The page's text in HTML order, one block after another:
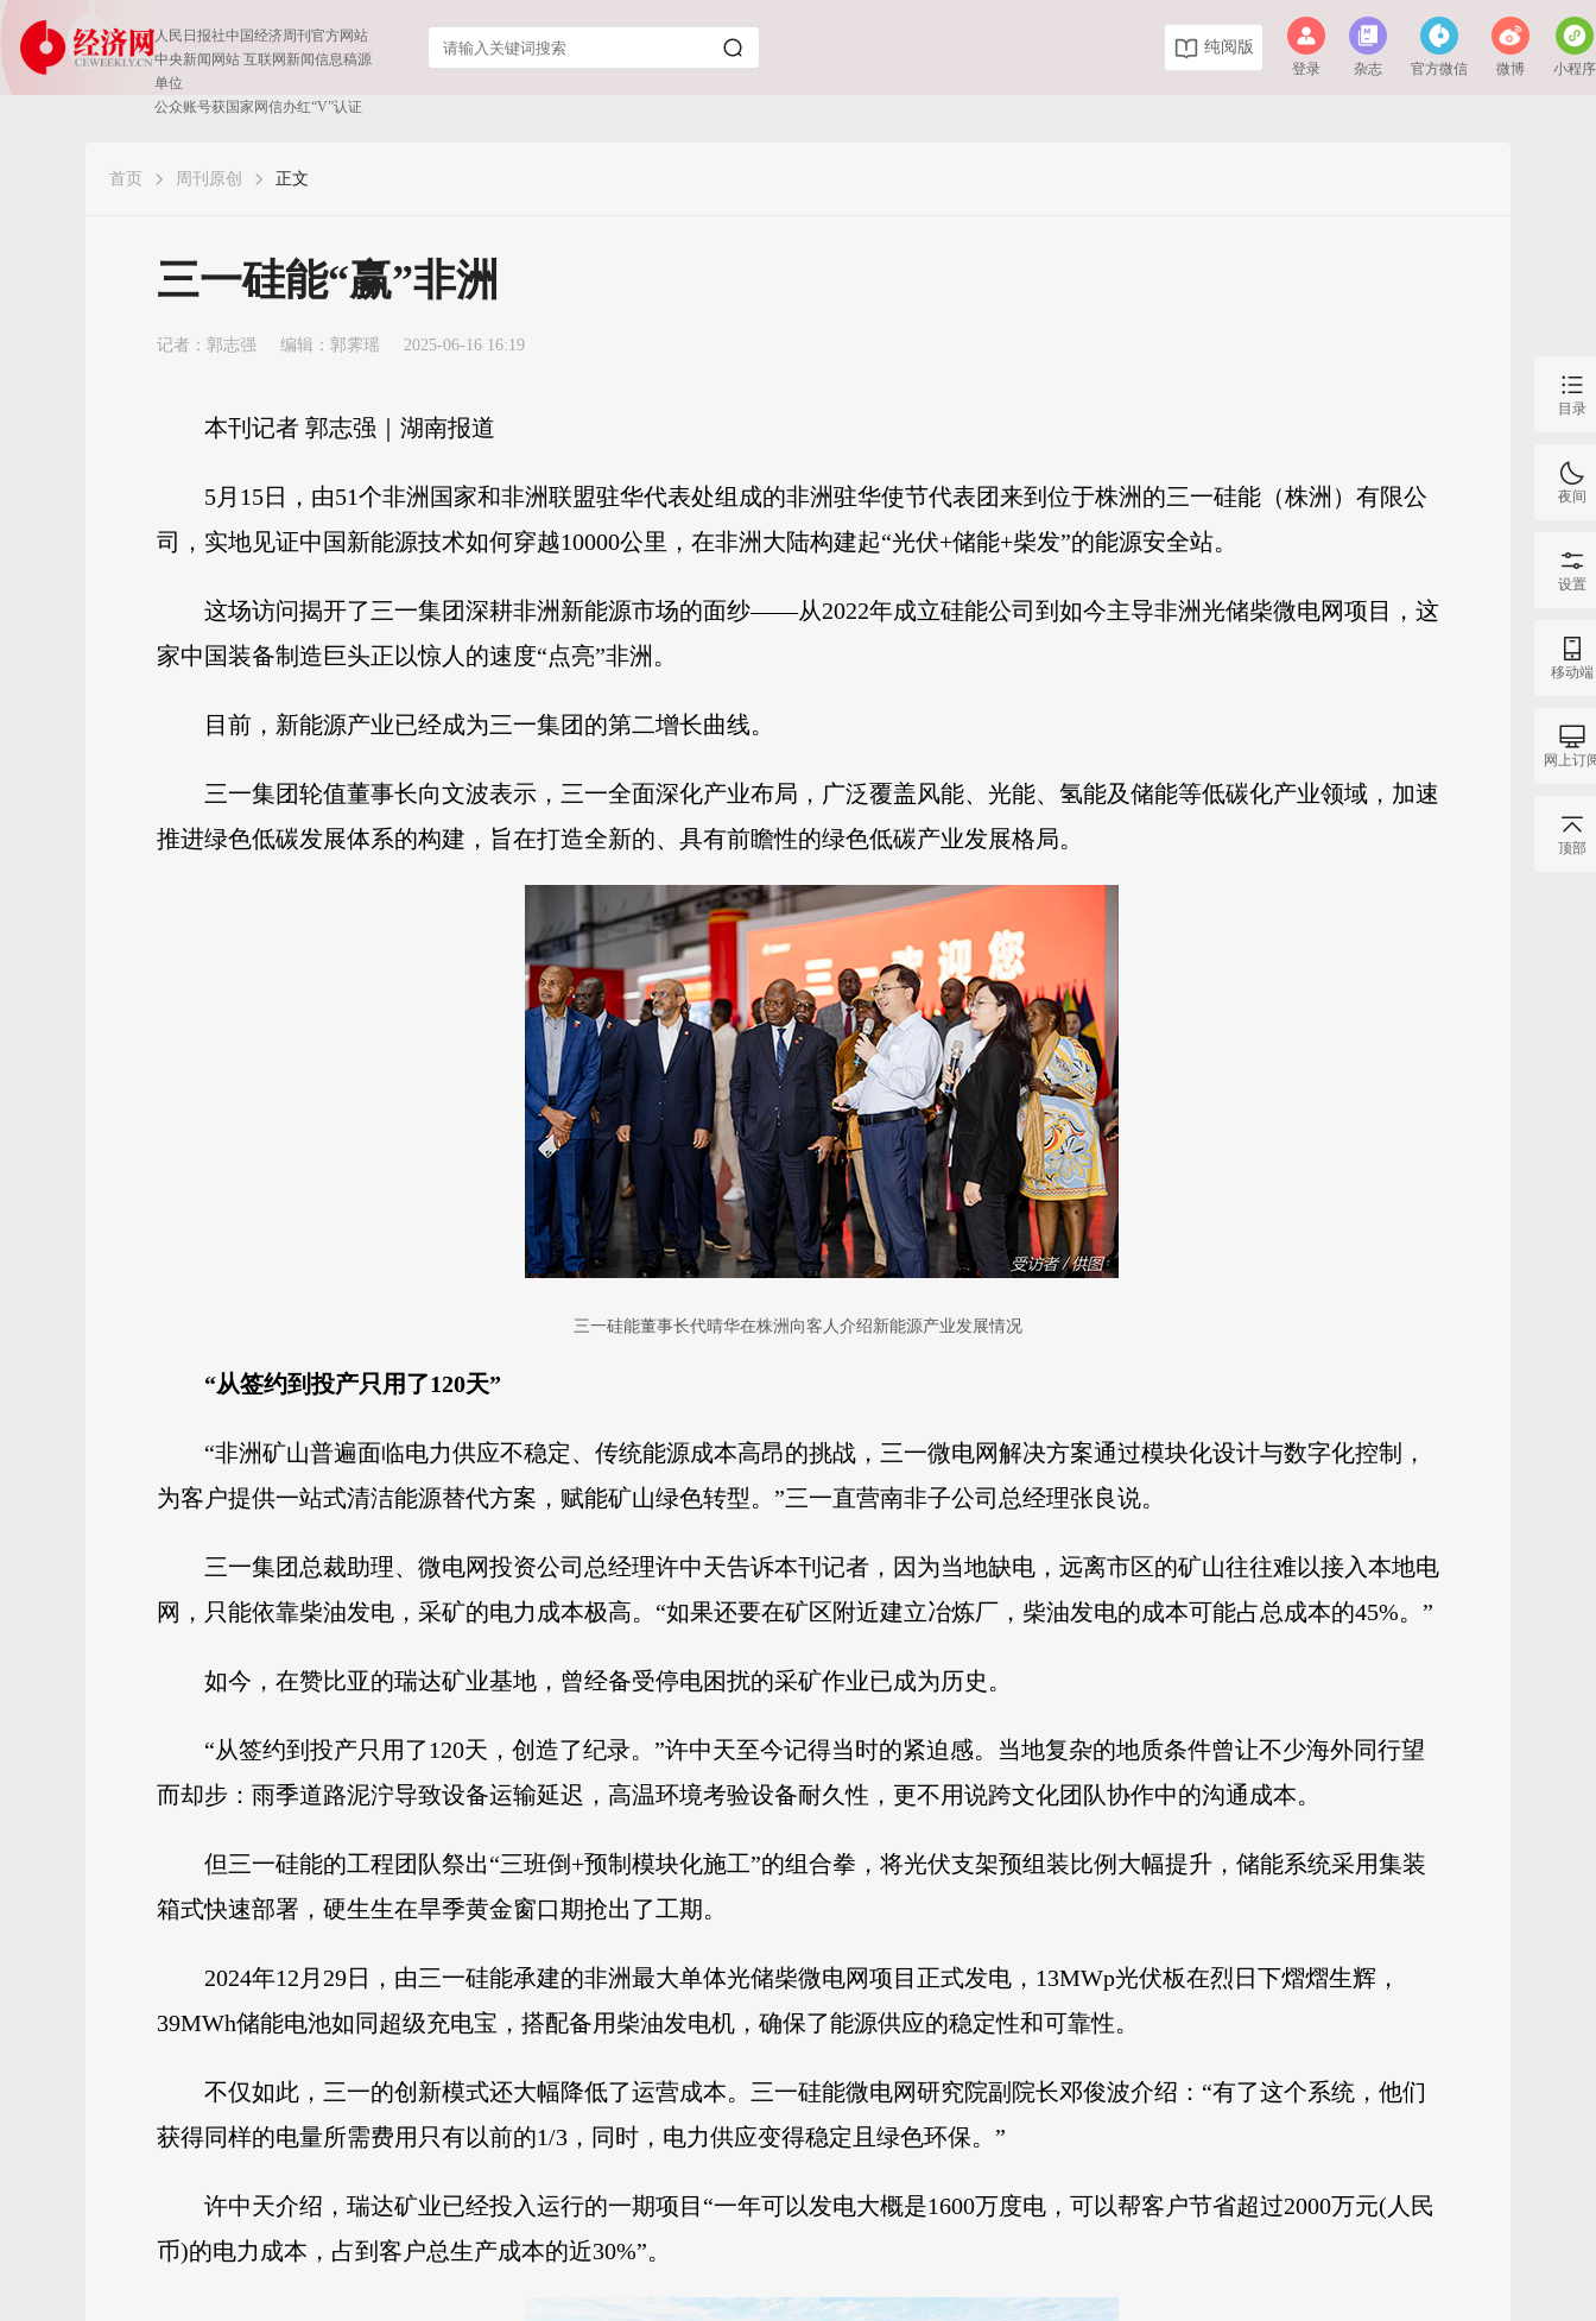
人民日报社中国经济周刊官方网站
中央新闻网站 互联网新闻信息稿源
单位
公众账号获国家网信办红“V”认证
纯阅版
登录 杂志 官方微信 微博 小程序
首页 周刊原创 正文
​三一硅能“赢”非洲
记者： 郭志强 编辑：郭霁瑶 2025-06-16 16:19
本刊记者 郭志强｜湖南报道
5月15日，由51个非洲国家和非洲联盟驻华代表处组成的非洲驻华使节代表团来到位于株洲的三一硅能（株洲）有限公
司，实地见证中国新能源技术如何穿越10000公里，在非洲大陆构建起“光伏+储能+柴发”的能源安全站。
这场访问揭开了三一集团深耕非洲新能源市场的面纱——从2022年成立硅能公司到如今主导非洲光储柴微电网项目，这
家中国装备制造巨头正以惊人的速度“点亮”非洲。
目前，新能源产业已经成为三一集团的第二增长曲线。
三一集团轮值董事长向文波表示，三一全面深化产业布局，广泛覆盖风能、光能、氢能及储能等低碳化产业领域，加速
推进绿色低碳发展体系的构建，旨在打造全新的、具有前瞻性的绿色低碳产业发展格局。
三一硅能董事长代晴华在株洲向客人介绍新能源产业发展情况
“从签约到投产只用了120天”
“非洲矿山普遍面临电力供应不稳定、传统能源成本高昂的挑战，三一微电网解决方案通过模块化设计与数字化控制，
为客户提供一站式清洁能源替代方案，赋能矿山绿色转型。”三一直营南非子公司总经理张良说。
三一集团总裁助理、微电网投资公司总经理许中天告诉本刊记者，因为当地缺电，远离市区的矿山往往难以接入本地电
网，只能依靠柴油发电，采矿的电力成本极高。“如果还要在矿区附近建立冶炼厂，柴油发电的成本可能占总成本的45%。”
如今，在赞比亚的瑞达矿业基地，曾经备受停电困扰的采矿作业已成为历史。
“从签约到投产只用了120天，创造了纪录。”许中天至今记得当时的紧迫感。当地复杂的地质条件曾让不少海外同行望
而却步：雨季道路泥泞导致设备运输延迟，高温环境考验设备耐久性，更不用说跨文化团队协作中的沟通成本。
但三一硅能的工程团队祭出“三班倒+预制模块化施工”的组合拳，将光伏支架预组装比例大幅提升，储能系统采用集装
箱式快速部署，硬生生在旱季黄金窗口期抢出了工期。
2024年12月29日，由三一硅能承建的非洲最大单体光储柴微电网项目正式发电，13MWp光伏板在烈日下熠熠生辉，
39MWh储能电池如同超级充电宝，搭配备用柴油发电机，确保了能源供应的稳定性和可靠性。
不仅如此，三一的创新模式还大幅降低了运营成本。三一硅能微电网研究院副院长邓俊波介绍：“有了这个系统，他们
获得同样的电量所需费用只有以前的1/3，同时，电力供应变得稳定且绿色环保。”
许中天介绍，瑞达矿业已经投入运行的一期项目“一年可以发电大概是1600万度电，可以帮客户节省超过2000万元(人民
币)的电力成本，占到客户总生产成本的近30%”。
目录
夜间
设置
移动端
网上订
顶部